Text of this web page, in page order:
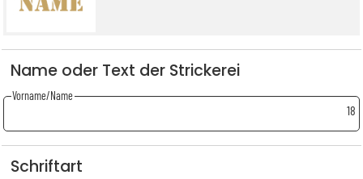
Name oder Text der Strickerei
Vorname/Name
18
Schriftart